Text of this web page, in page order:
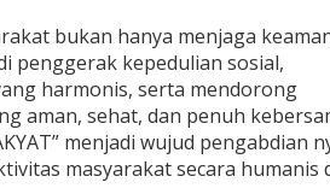
bukan hanya menjaga
penggerak kepedulian sosial,
harmonis, serta mendorong
aman, sehat, dan penuh
menjadi wujud pengabdian
masyarakat secara humanis